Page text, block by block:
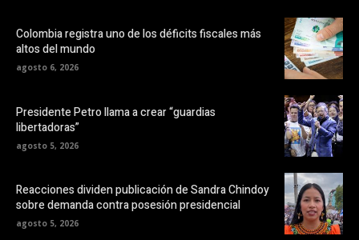
Colombia registra uno de los déficits fiscales más
altos del mundo
agosto 6, 2026
Presidente Petro llama a crear “guardias
libertadoras”
agosto 5, 2026
Reacciones dividen publicación de Sandra Chindoy
sobre demanda contra posesión presidencial
agosto 5, 2026